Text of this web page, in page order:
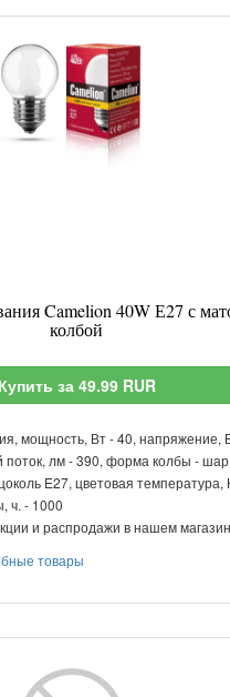
Camelion 40W Е27 с
колбой
Купить за 49.99 RUR
мощность, Вт - 40, напряжение,
поток, лм - 390, форма колбы -
E27, цветовая температура,
ч. - 1000
и распродажи в нашем
товары